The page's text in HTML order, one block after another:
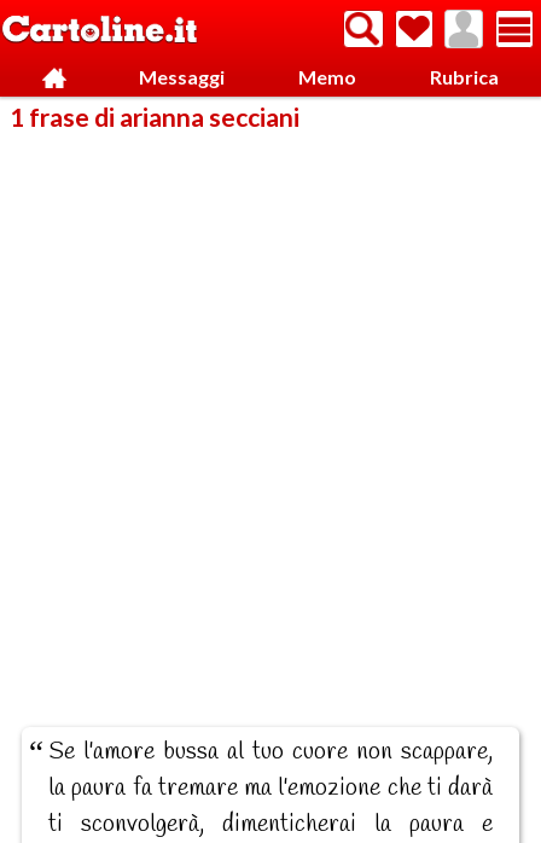
Messaggi Memo Rubrica
1 frase di arianna secciani
Se l'amore bussa al tuo cuore non scappare,
la paura fa tremare ma l'emozione che ti darà
ti sconvolgerà, dimenticherai la paura e